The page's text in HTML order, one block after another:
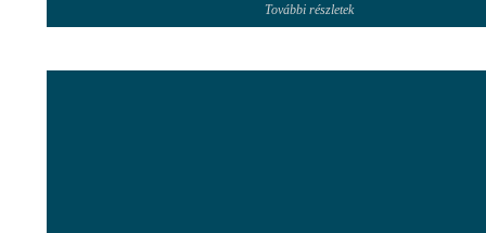
További részletek